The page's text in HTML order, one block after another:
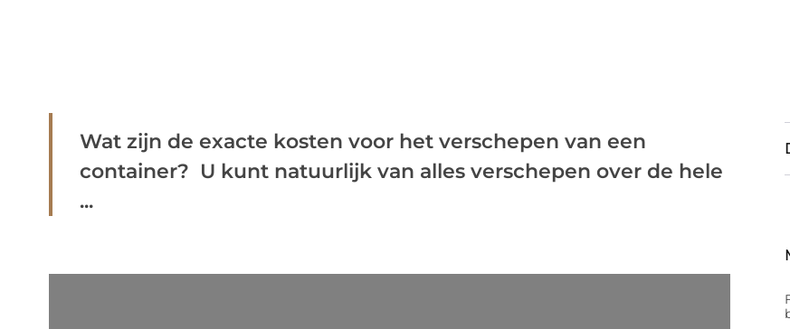
Wat zijn de exacte kosten voor het verschepen van een
container? U kunt natuurlijk van alles verschepen over de hele
...